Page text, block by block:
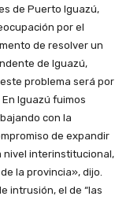
de Puerto Iguazú,
por el
de resolver un
de Iguazú,
problema será por
Iguazú fuimos
con la
de expandir
nivel interinstitucional,
la provincia», dijo.
intrusión, el de “las